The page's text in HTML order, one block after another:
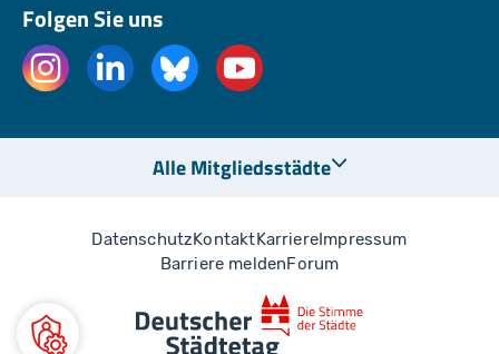
Folgen Sie uns
Alle Mitgliedsstädte
DatenschutzKontaktKarriereImpressum
Barriere meldenForum